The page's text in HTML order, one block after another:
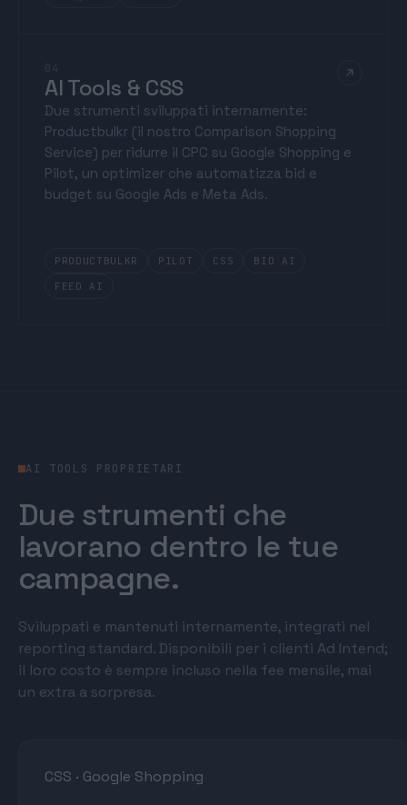
04
AI Tools & CSS
Due strumenti sviluppati internamente:
Productbulkr (il nostro Comparison Shopping
Service) per ridurre il CPC su Google Shopping e
Pilot, un optimizer che automatizza bid e
budget su Google Ads e Meta Ads.
PRODUCTBULKR PILOT CSS
BID AI
FEED AI
AI TOOLS PROPRIETARI
Due strumenti che
lavorano dentro le tue
campagne.
Sviluppati e mantenuti internamente, integrati nel
reporting standard. Disponibili per i clienti Ad Intend;
il loro costo è sempre incluso nella fee mensile, mai
un extra a sorpresa.
CSS · Google Shopping